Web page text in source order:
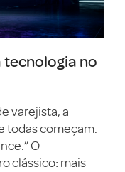
tecnologia no
varejista, a
todas começam.
O
clássico: mais